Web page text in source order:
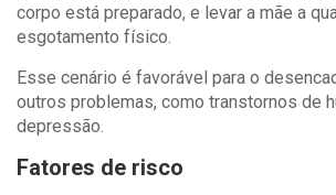
corpo está preparado, e levar a mãe a
esgotamento físico.
Esse cenário é favorável para o
outros problemas, como transtornos de
depressão.
Fatores de risco